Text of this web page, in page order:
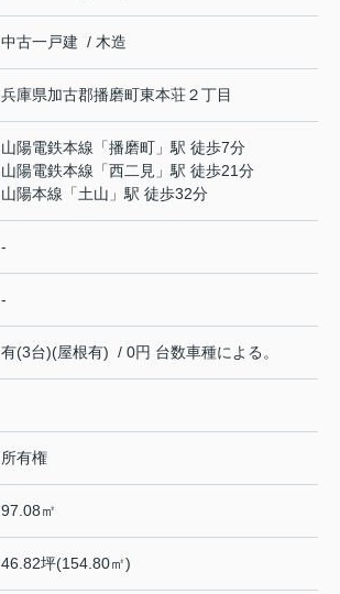
中古一戸建 / 木造
兵庫県加古郡播磨町東本荘２丁目
山陽電鉄本線 「播磨町 」駅 徒歩7分
山陽電鉄本線 「西二見 」駅 徒歩21分
山陽本線 「土山 」駅 徒歩32分
-
-
有(3台)(屋根有) / 0円 台数車種による。
所有権
97.08㎡
46.82坪(154.80㎡)